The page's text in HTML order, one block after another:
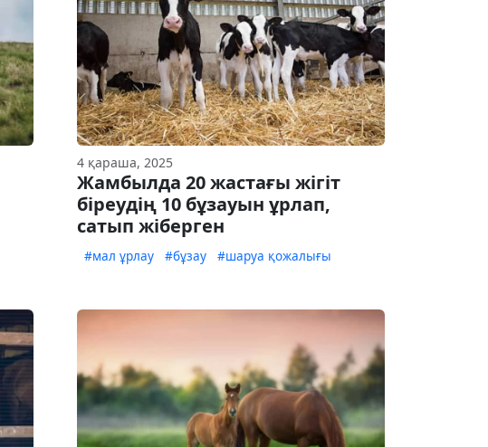
4 қараша, 2025
Жамбылда 20 жастағы жігіт
біреудің 10 бұзауын ұрлап,
сатып жіберген
#мал ұрлау #бұзау #шаруа қожалығы